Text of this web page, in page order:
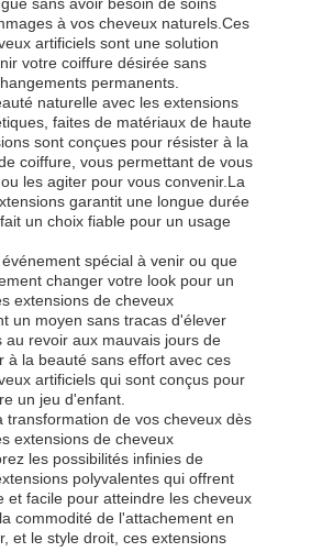
à vos cheveux naturels.Ces
artificiels sont une solution
votre coiffure désirée sans
permanents.
naturelle avec les extensions
faites de matériaux de haute
sont conçues pour résister à la
coiffure, vous permettant de vous
les agiter pour vous convenir.La
garantit une longue durée
un choix fiable pour un usage
spécial à venir ou que
changer votre look pour un
extensions de cheveux
un moyen sans tracas d'élever
au revoir aux mauvais jours de
à la beauté sans effort avec ces
artificiels qui sont conçus pour
un jeu d'enfant.
transformation de vos cheveux dès
extensions de cheveux
les possibilités infinies de
polyvalentes qui offrent
et facile pour atteindre les cheveux
commodité de l'attachement en
et le style droit, ces extensions